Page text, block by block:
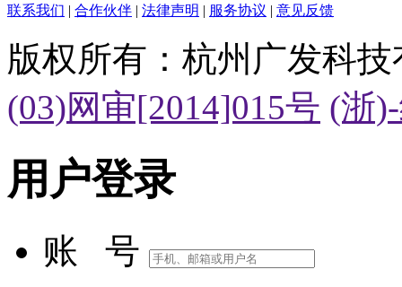
联系我们 | 合作伙伴 | 法律声明 | 服务协议 | 意见反馈
版权所有：杭州广发科
(03)网审[2014]015号 (浙
用户登录
账 号